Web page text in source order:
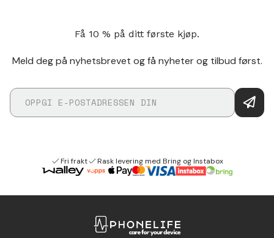
Få 10 % på ditt første kjøp.
Meld deg på nyhetsbrevet og få nyheter og tilbud først.
Fri frakt Rask levering med Bring og Instabox